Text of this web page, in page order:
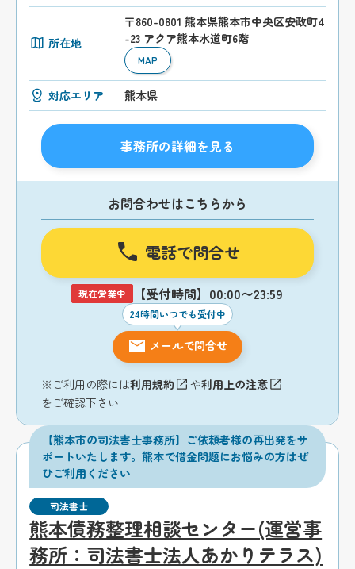
所在地
〒860-0801 熊本県熊本市中央区安政町4
-23 アクア熊本水道町6階
MAP
対応エリア 熊本県
事務所の詳細を見る
お問合わせはこちらから
電話で問合せ
現在営業中 【受付時間】00:00〜23:59
24時間いつでも受付中
メールで問合せ
※ご利用の際には利用規約 や利用上の注意
をご確認下さい
【熊本市の司法書士事務所】ご依頼者様の再出発をサ
ポートいたします。熊本で借金問題にお悩みの方はぜ
ひご利用ください
司法書士
熊本債務整理相談センター(運営事
務所：司法書士法人あかりテラス)